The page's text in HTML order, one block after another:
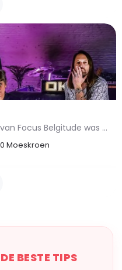
Bicky LoveMuziekAls onderdeel van Focus Belgitude was het onmogelijk om Bicky Love over het hoofd te zien,…
Moeskroen
BESTE TIPS